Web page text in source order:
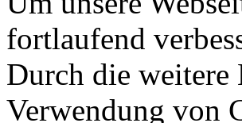
fortlaufend
Durch die weitere
Verwendung von